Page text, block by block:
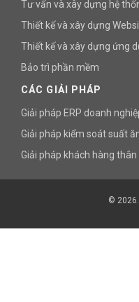
Tư vấn và xây dựng hệ
Thiết kế và xây dựng
Thiết kế và xây dựng ứng
Bảo trì phần mềm
CÁC GIẢI PHÁP
Giải pháp ERP doanh
Giải pháp kiểm soát suất
Giải pháp khách hàng
©